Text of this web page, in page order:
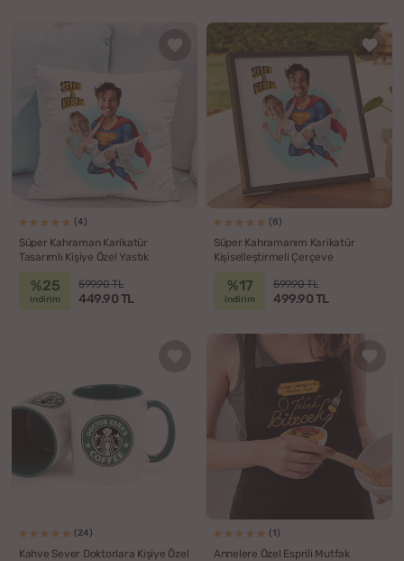
(4)
Süper Kahraman Karikatür
Tasarımlı Kişiye Özel Yastık
%25
indirim
599.90 TL
449.90 TL
(8)
Süper Kahramanım Karikatür
Kişiselleştirmeli Çerçeve
%17
indirim
599.90 TL
499.90 TL
(24)
Kahve Sever Doktorlara Kişiye Özel
(1)
Annelere Özel Esprili Mutfak